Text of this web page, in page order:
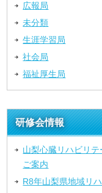
広報局
未分類
生涯学習局
社会局
福祉厚生局
研修会情報
山梨心臓リハビリ
ご案内
R8年山梨県地域リ